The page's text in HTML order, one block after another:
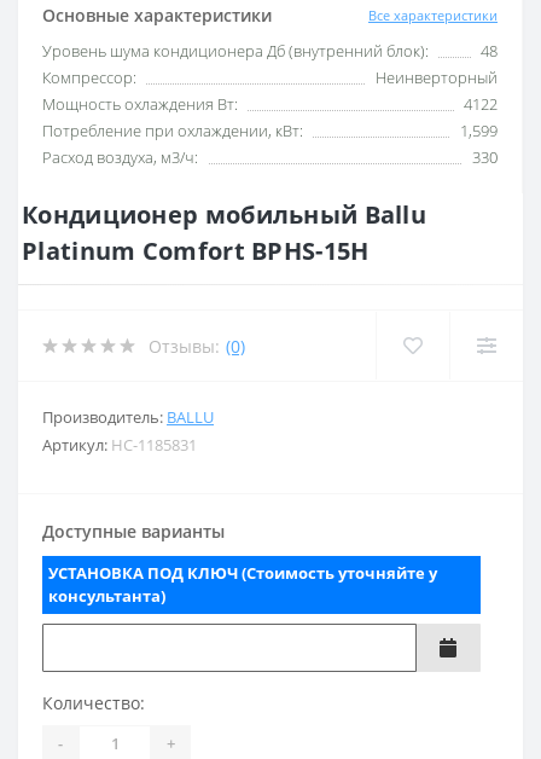
Основные характеристики Все характеристики
Уровень шума кондиционера Дб (внутренний блок):
48
Компрессор:
Неинверторный
Мощность охлаждения Вт:
4122
Потребление при охлаждении, кВт:
1,599
Расход воздуха, м3/ч:
330
Кондиционер мобильный Ballu
Platinum Comfort BPHS-15H
Отзывы: (0)
Производитель: BALLU
Артикул: НС-1185831
Доступные варианты
УСТАНОВКА ПОД КЛЮЧ (Стоимость уточняйте у
консультанта)
Количество:
- +